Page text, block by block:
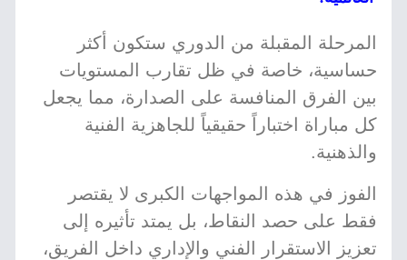
المرحلة المقبلة من الدوري ستكون أكثر
حساسية، خاصة في ظل تقارب المستويات
بين الفرق المنافسة على الصدارة، مما يجعل
كل مباراة اختباراً حقيقياً للجاهزية الفنية
والذهنية.
الفوز في هذه المواجهات الكبرى لا يقتصر
فقط على حصد النقاط، بل يمتد تأثيره إلى
تعزيز الاستقرار الفني والإداري داخل الفريق،